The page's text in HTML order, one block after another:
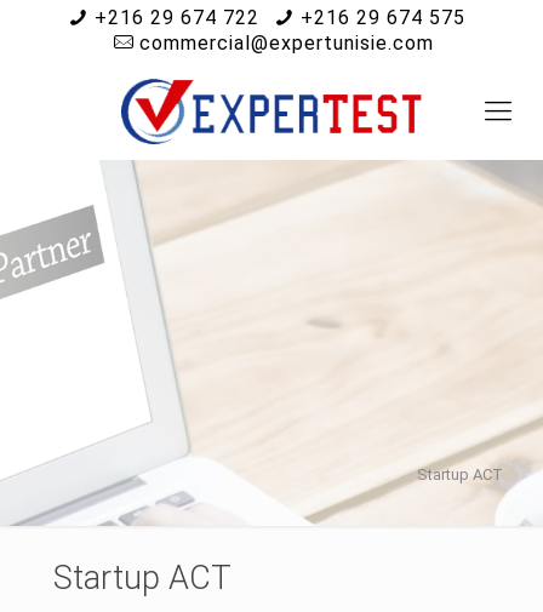
+216 29 674 722
+216 29 674 575
commercial@expertunisie.com
Startup ACT
Startup ACT